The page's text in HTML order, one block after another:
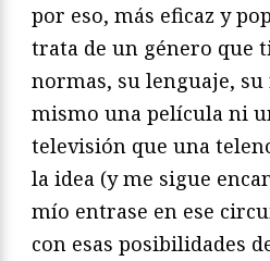
por eso, más eficaz y
trata de un género que
normas, su lenguaje,
mismo una película ni
televisión que una
la idea (y me sigue
mío entrase en ese
con esas posibilidades